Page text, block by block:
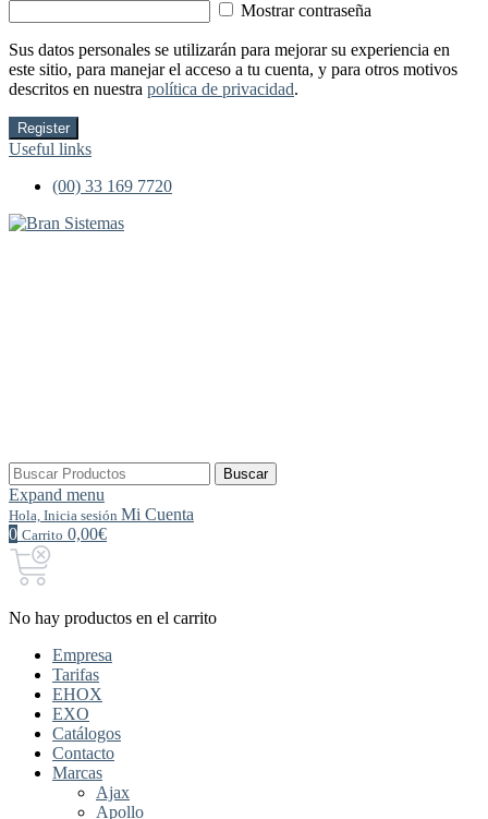
Mostrar contraseña
Sus datos personales se utilizarán para mejorar su experiencia en
este sitio, para manejar el acceso a tu cuenta, y para otros motivos
descritos en nuestra política de privacidad.
Register
Useful links
(00) 33 169 7720
Buscar
por:
Buscar
Expand menu
Hola, Inicia sesión Mi Cuenta
0 Carrito 0,00€
No hay productos en el carrito
Empresa
Tarifas
EHOX
EXO
Catálogos
Contacto
Marcas
Ajax
Apollo